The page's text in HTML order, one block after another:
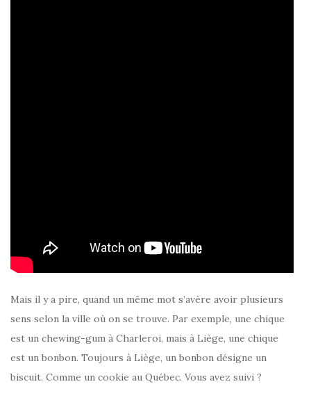
Mais il y a pire, quand un même mot s’avère avoir plusieurs
sens selon la ville où on se trouve. Par exemple, une chique
est un chewing-gum à Charleroi, mais à Liège, une chique
est un bonbon. Toujours à Liège, un bonbon désigne un
biscuit. Comme un cookie au Québec. Vous avez suivi ?